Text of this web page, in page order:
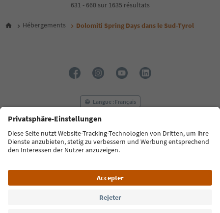
6
16
17
18
19
21
631 - 660 sur 1635 résultats
Hébergements Dolomiti Spring Days dans le Sud-Tyrol
Langue : Français
FAQ Contactez-nous Presse
MICE
Politique de confidentialité
Conditions générales
Empreinte
Déclaration d’accessibilité South Tyrol B2B
© 2026 IDM Südtirol